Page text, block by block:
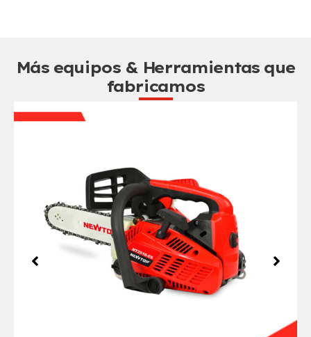
Más equipos & Herramientas que
fabricamos